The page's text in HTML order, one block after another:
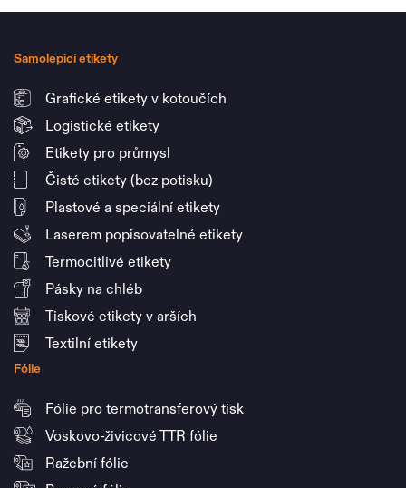
Samolepicí etikety
Grafické etikety v kotoučích
Logistické etikety
Etikety pro průmysl
Čisté etikety (bez potisku)
Plastové a speciální etikety
Laserem popisovatelné etikety
Termocitlivé etikety
Pásky na chléb
Tiskové etikety v arších
Textilní etikety
Fólie
Fólie pro termotransferový tisk
Voskovo-živicové TTR fólie
Ražební fólie